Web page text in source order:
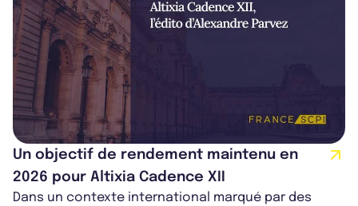
Un objectif de rendement maintenu en
2026 pour Altixia Cadence XII
Dans un contexte international marqué par des